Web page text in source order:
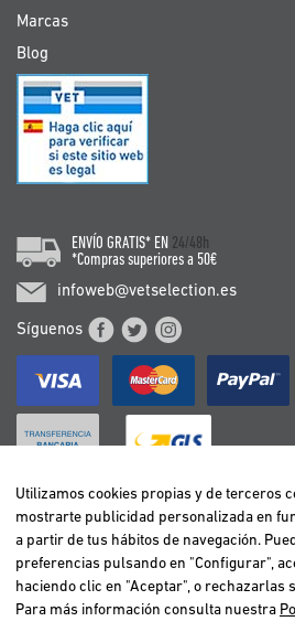
Marcas
Blog
ENVÍO GRATIS* EN 24/48h
*Compras superiores a 50€
infoweb@vetselection.es
Síguenos
BELGIË /
DEUTSCHLAND
ESPAÑA
FRANCE
Utilizamos cookies propias y de terceros
mostrarte publicidad personalizada en
a partir de tus hábitos de navegación.
preferencias pulsando en "Configurar",
haciendo clic en "Aceptar", o rechazarlas
Para más información consulta nuestra